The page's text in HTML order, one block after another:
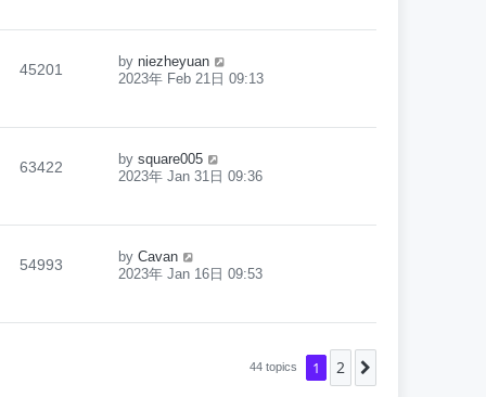
45201 by niezheyuan
2023年 Feb 21日 09:13
63422 by square005
2023年 Jan 31日 09:36
54993 by Cavan
2023年 Jan 16日 09:53
44 topics 1 2